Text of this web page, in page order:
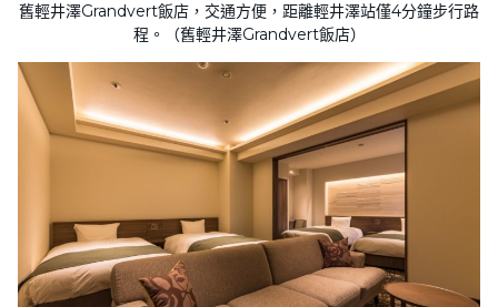
舊輕井澤Grandvert飯店，交通方便，距離輕井澤站僅4分鐘步行路
程。（舊輕井澤Grandvert飯店）